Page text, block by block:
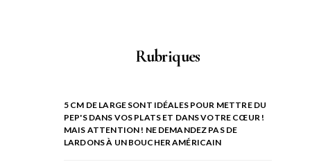
Rubriques
5 CM DE LARGE SONT IDÉALES POUR METTRE DU
PEP'S DANS VOS PLATS ET DANS VOTRE CŒUR !
MAIS ATTENTION ! NE DEMANDEZ PAS DE
LARDONS À UN BOUCHER AMÉRICAIN